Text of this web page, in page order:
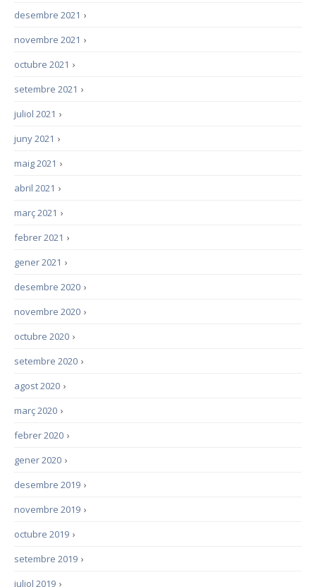
›
desembre 2021
›
novembre 2021
›
octubre 2021
›
setembre 2021
›
juliol 2021
›
juny 2021
›
maig 2021
›
abril 2021
›
març 2021
›
febrer 2021
›
gener 2021
›
desembre 2020
›
novembre 2020
›
octubre 2020
›
setembre 2020
›
agost 2020
›
març 2020
›
febrer 2020
›
gener 2020
›
desembre 2019
›
novembre 2019
›
octubre 2019
›
setembre 2019
›
juliol 2019